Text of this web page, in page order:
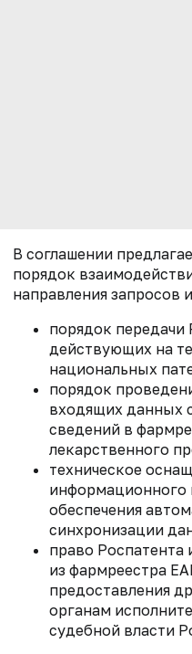
В соглашении
порядок
направления запросов
порядок передачи
действующих на
национальных
порядок
входящих данных
сведений в
лекарственного
техническое
информационного
обеспечения
синхронизации
право Роспатента
из фармреестра
предоставления
органам
судебной власти